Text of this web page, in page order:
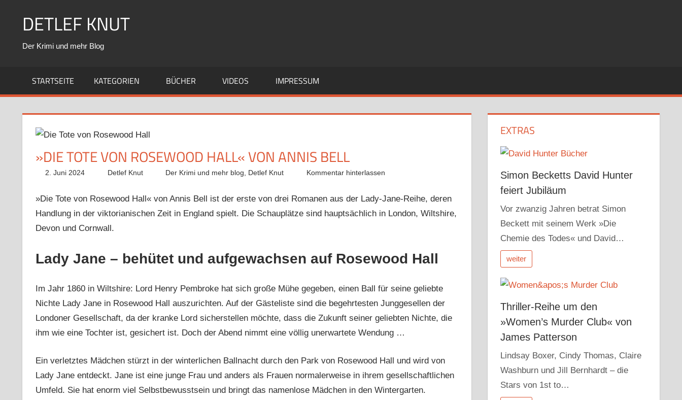
DETLEF KNUT
Der Krimi und mehr Blog
STARTSEITE KATEGORIEN BÜCHER VIDEOS IMPRESSUM
»DIE TOTE VON ROSEWOOD HALL« VON ANNIS BELL
2. Juni 2024 Detlef Knut Der Krimi und mehr blog Detlef Knut Kommentar hinterlassen
»Die Tote von Rosewood Hall« von Annis Bell ist der erste von drei Romanen aus der Lady-Jane-Reihe, deren
Handlung in der viktorianischen Zeit in England spielt. Die Schauplätze sind hauptsächlich in London, Wiltshire,
Devon und Cornwall.
Lady Jane – behütet und aufgewachsen auf Rosewood Hall
Im Jahr 1860 in Wiltshire: Lord Henry Pembroke hat sich große Mühe gegeben, einen Ball für seine geliebte
Nichte Lady Jane in Rosewood Hall auszurichten. Auf der Gästeliste sind die begehrtesten Junggesellen der
Londoner Gesellschaft, da der kranke Lord sicherstellen möchte, dass die Zukunft seiner geliebten Nichte, die
ihm wie eine Tochter ist, gesichert ist. Doch der Abend nimmt eine völlig unerwartete Wendung …
Ein verletztes Mädchen stürzt in der winterlichen Ballnacht durch den Park von Rosewood Hall und wird von
Lady Jane entdeckt. Jane ist eine junge Frau und anders als Frauen normalerweise in ihrem gesellschaftlichen
Umfeld. Sie hat enorm viel Selbstbewusstsein und bringt das namenlose Mädchen in den Wintergarten.
EXTRAS
Simon Becketts David Hunter
feiert Jubiläum
Vor zwanzig Jahren betrat Simon
Beckett mit seinem Werk »Die
Chemie des Todes« und David…
weiter
Thriller-Reihe um den
»Women’s Murder Club« von
James Patterson
Lindsay Boxer, Cindy Thomas, Claire
Washburn und Jill Bernhardt – die
Stars von 1st to…